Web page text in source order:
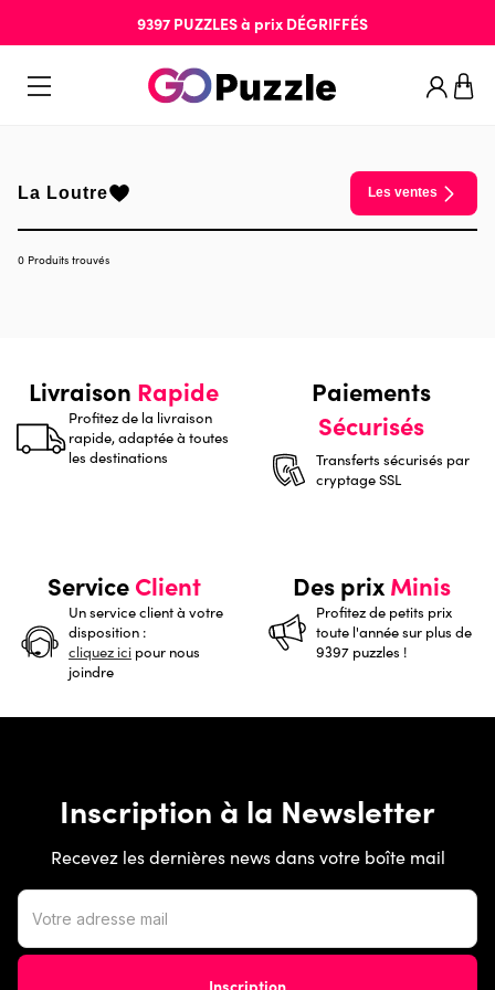
9397 PUZZLESà prix DÉGRIFFÉS
La Loutre Les ventes
0 Produits trouvés
Livraison Rapide
Profitez de la livraison
rapide, adaptée à toutes
les destinations
Paiements
Sécurisés
Transferts sécurisés par
cryptage SSL
ServiceClient
Un service client à votre
disposition :
cliquez ici pour nous
joindre
Des prixMinis
Profitez de petits prix
toute l'année sur plus de
9397 puzzles !
Inscription à la Newsletter
Recevez les dernières news dans votre boîte mail